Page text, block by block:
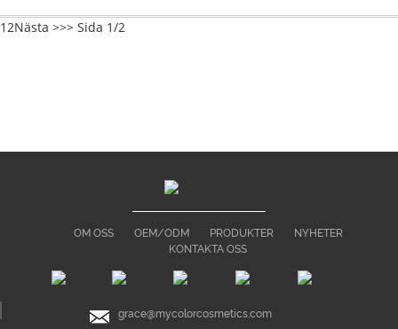
1 2Nästa >>> Sida 1/2
OM OSS OEM/ODM PRODUKTER
NYHETER
KONTAKTA OSS
grace@mycolorcosmetics.com